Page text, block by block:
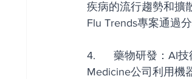
疾病的流行趨勢和擴
Flu Trends專案通過
4.      藥物研發：AI
Medicine公司利用機